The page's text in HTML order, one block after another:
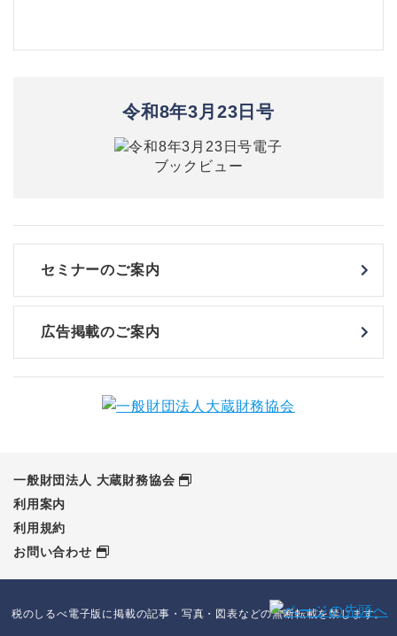
令和8年3月23日号
セミナーのご案内
広告掲載のご案内
一般財団法人 大蔵財務協会
利用案内
利用規約
お問い合わせ
税のしるべ電子版に掲載の記事・写真・図表などの無断転載を禁じます。